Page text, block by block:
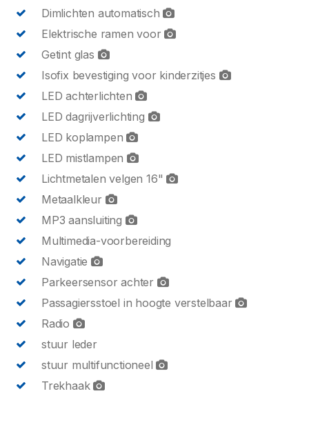
Dimlichten automatisch
Elektrische ramen voor
Getint glas
Isofix bevestiging voor kinderzitjes
LED achterlichten
LED dagrijverlichting
LED koplampen
LED mistlampen
Lichtmetalen velgen 16"
Metaalkleur
MP3 aansluiting
Multimedia-voorbereiding
Navigatie
Parkeersensor achter
Passagiersstoel in hoogte verstelbaar
Radio
stuur leder
stuur multifunctioneel
Trekhaak